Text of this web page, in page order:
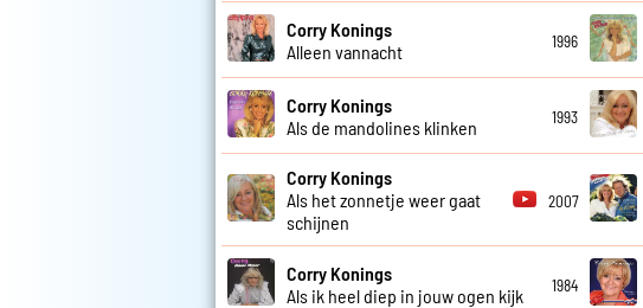
Corry Konings
Alleen vannacht
1996
Corry Konings
Als de mandolines klinken
1993
Corry Konings
Als het zonnetje weer gaat
schijnen
2007
Corry Konings
Als ik heel diep in jouw ogen kijk
1984